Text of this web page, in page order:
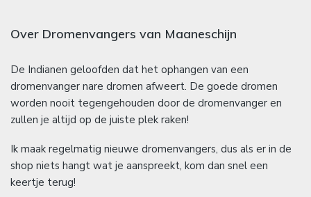
Over Dromenvangers van Maaneschijn
De Indianen geloofden dat het ophangen van een
dromenvanger nare dromen afweert. De goede dromen
worden nooit tegengehouden door de dromenvanger en
zullen je altijd op de juiste plek raken!
Ik maak regelmatig nieuwe dromenvangers, dus als er in de
shop niets hangt wat je aanspreekt, kom dan snel een
keertje terug!